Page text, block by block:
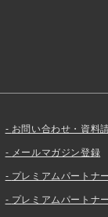
お問い合わせ・資料
メールマガジン登録
プレミアムパートナ
プレミアムパートナ